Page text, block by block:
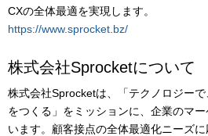
CXの全体最適を実現します。
https://www.sprocket.bz/
株式会社Sprocketについて
株式会社Sprocketは、「テクノロジー
をつくる」をミッションに、企業のマ
います。顧客接点の全体最適化ニーズ